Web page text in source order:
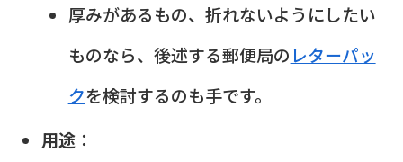
厚みがあるもの、折れないようにしたい
ものなら、後述する郵便局の レターパッ
クを検討するのも手です。
用途：